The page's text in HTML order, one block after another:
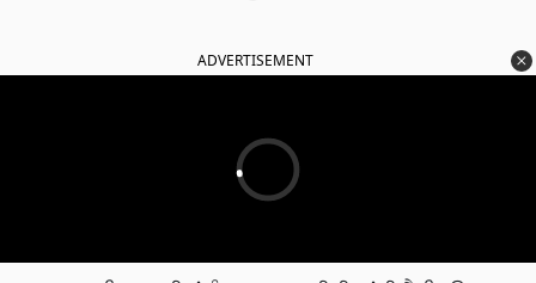
ਬਹਰਹਾਲ, ਕਿਸਾਨ ਵੀਰਾਂ ਨੂੰ ਦਰਖ਼ਾਸਤ ਕੀਤੀ ਜਾਂਦੀ ਹੈ ਕਿ ਉਹ